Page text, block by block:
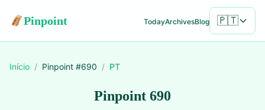
Pinpoint TodayArchivesBlog 🇵🇹
Início / Pinpoint #690 / PT
Pinpoint 690